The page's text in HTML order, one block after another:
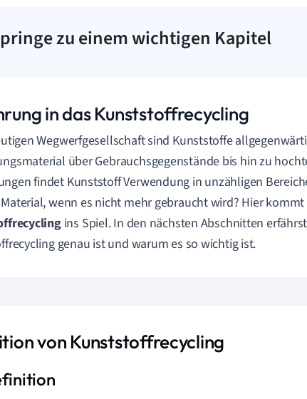
zu einem wichtigen Kapitel
in das Kunststoffrecycling
Wegwerfgesellschaft sind Kunststoffe
über Gebrauchsgegenstände bis hin zu
findet Kunststoff Verwendung in unzähligen
wenn es nicht mehr gebraucht wird? Hier kommt
ins Spiel. In den nächsten Abschnitten
genau ist und warum es so wichtig ist.
von Kunststoffrecycling